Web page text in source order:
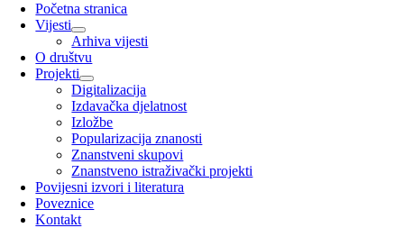
Početna stranica
Vijesti
Arhiva vijesti
O društvu
Projekti
Digitalizacija
Izdavačka djelatnost
Izložbe
Popularizacija znanosti
Znanstveni skupovi
Znanstveno istraživački projekti
Povijesni izvori i literatura
Poveznice
Kontakt